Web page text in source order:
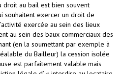
droit au bail est bien souvent
souhaitent exercer un droit de
exercée au sein des lieux
au sein des baux commerciaux des
(en la soumettant par exemple à
du Bailleur) la cession isolée
est parfaitement valable mais